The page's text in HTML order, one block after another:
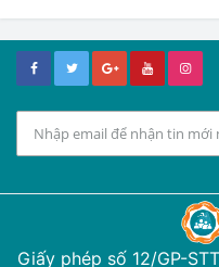
Giấy phép số 12/GP-